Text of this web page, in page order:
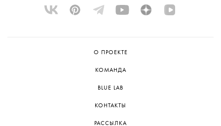
О ПРОЕКТЕ
КОМАНДА
BLUE LAB
КОНТАКТЫ
РАССЫЛКА